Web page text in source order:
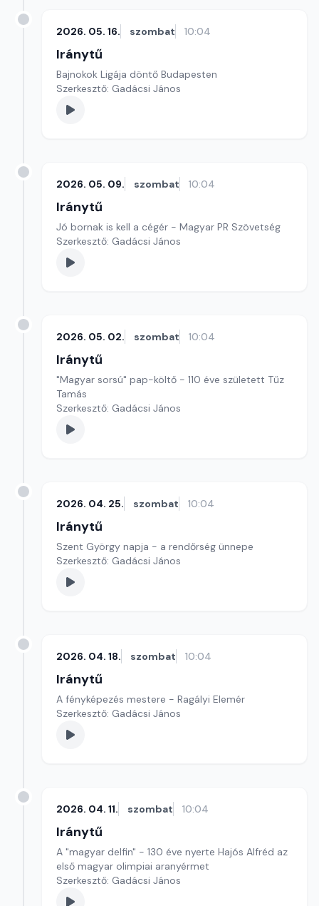
2026. 05. 16. szombat 10:04
Iránytű
Bajnokok Ligája döntő Budapesten
Szerkesztő: Gadácsi János
2026. 05. 09. szombat 10:04
Iránytű
Jó bornak is kell a cégér - Magyar PR Szövetség
Szerkesztő: Gadácsi János
2026. 05. 02. szombat 10:04
Iránytű
"Magyar sorsú" pap-költő - 110 éve született Tűz
Tamás
Szerkesztő: Gadácsi János
2026. 04. 25. szombat 10:04
Iránytű
Szent György napja - a rendőrség ünnepe
Szerkesztő: Gadácsi János
2026. 04. 18. szombat 10:04
Iránytű
A fényképezés mestere - Ragályi Elemér
Szerkesztő: Gadácsi János
2026. 04. 11. szombat 10:04
Iránytű
A "magyar delfin" - 130 éve nyerte Hajós Alfréd az
első magyar olimpiai aranyérmet
Szerkesztő: Gadácsi János